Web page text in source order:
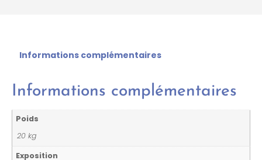
Informations complémentaires
Informations complémentaires
Poids
20 kg
Exposition